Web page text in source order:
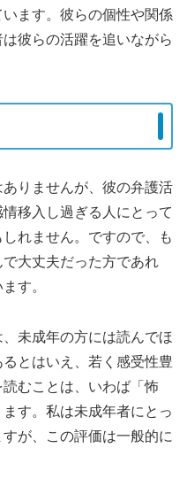
ます。彼らの個性や関係
彼らの活躍を追いながら
りませんが、彼の弁護活
移入し過ぎる人にとって
れません。ですので、も
大丈夫だった方であれ
す。
未成年の方には読んでほ
とはいえ、若く感受性豊
むことは、いわば「怖
す。私は未成年者にとっ
が、この評価は一般的に